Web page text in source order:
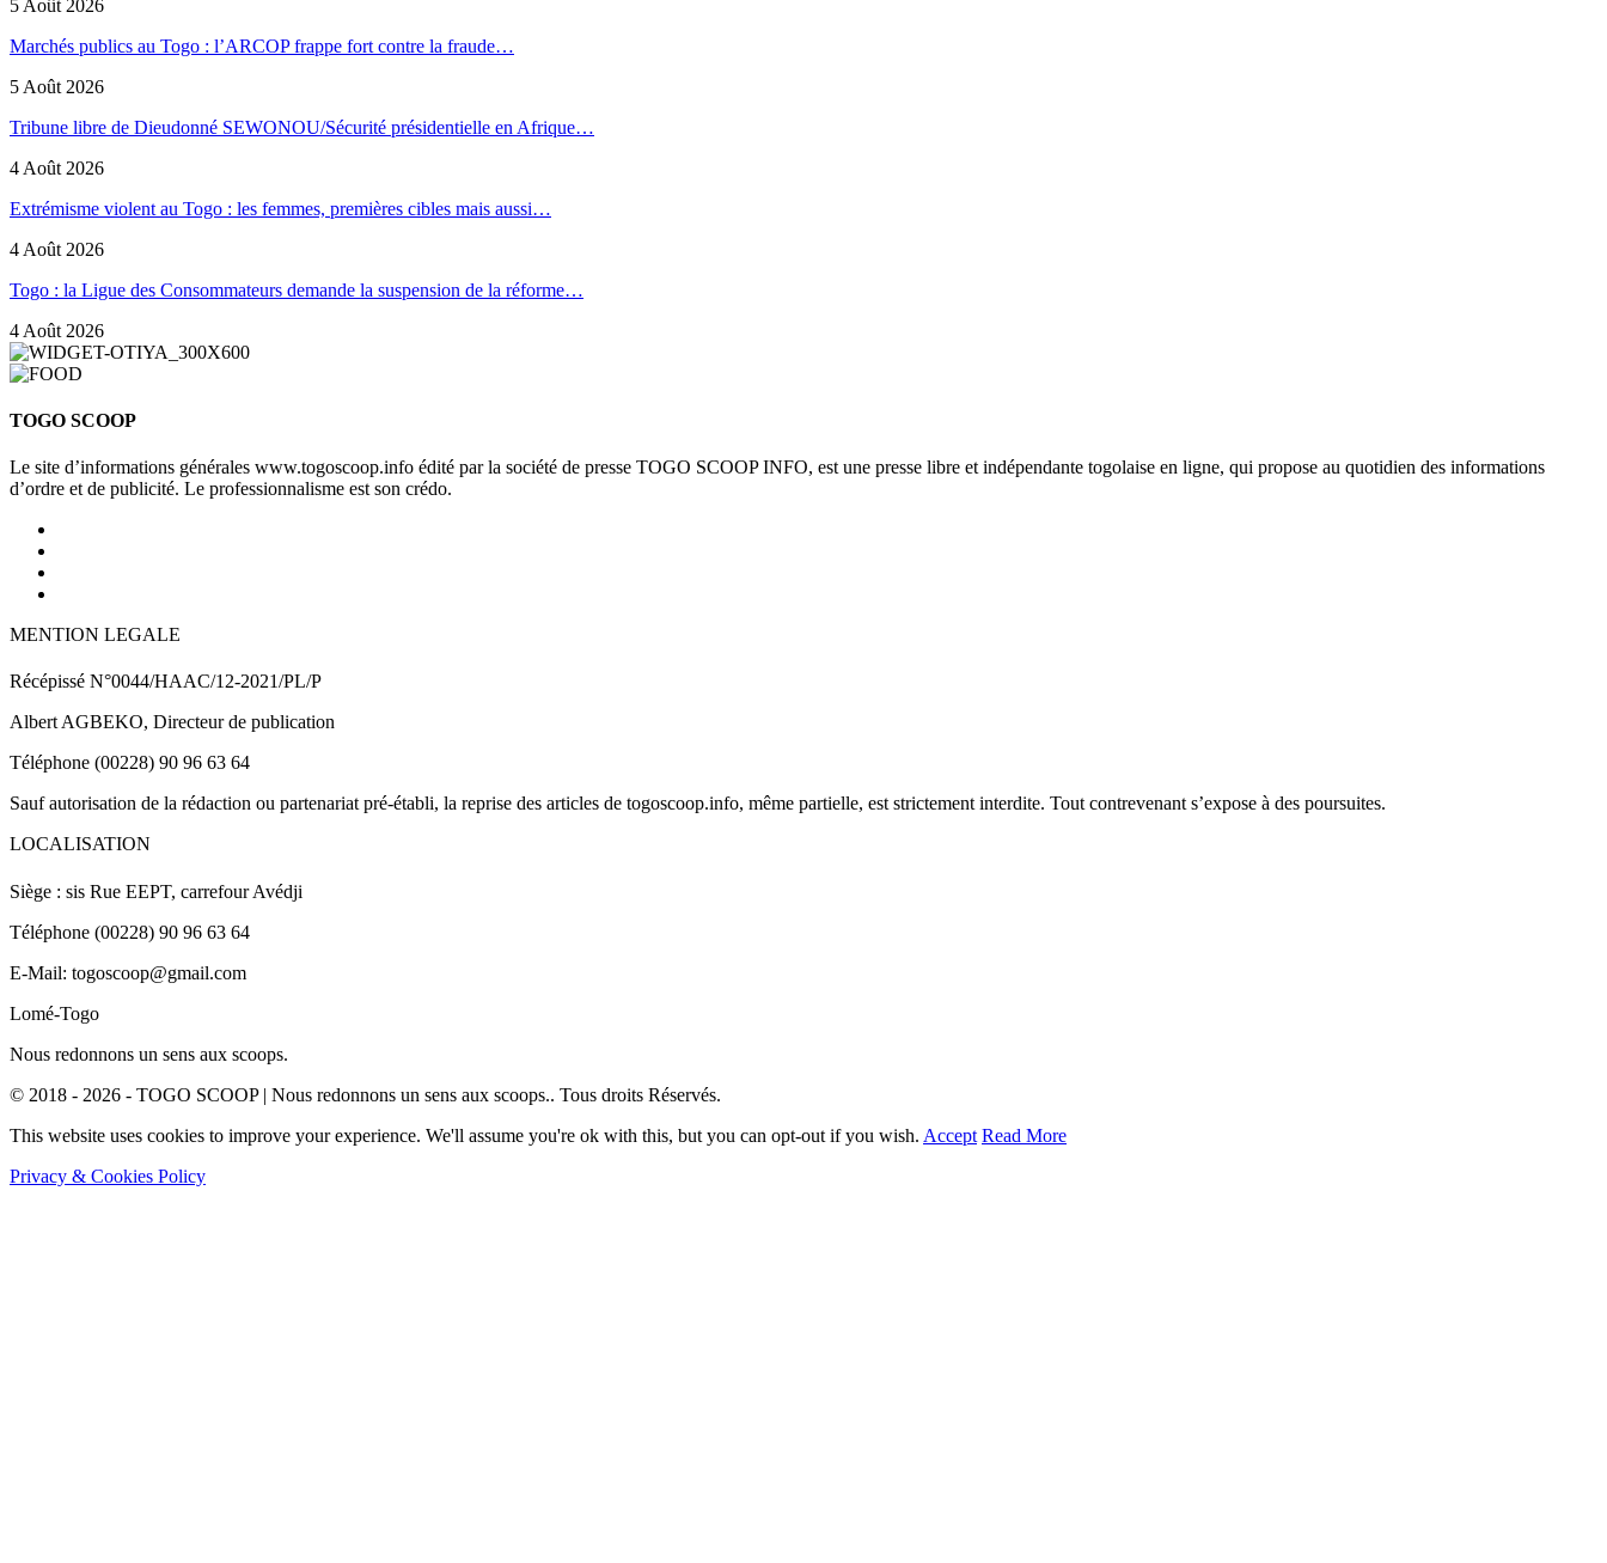
5 Août 2026
Marchés publics au Togo : l’ARCOP frappe fort contre la fraude…
5 Août 2026
Tribune libre de Dieudonné SEWONOU/Sécurité présidentielle en Afrique…
4 Août 2026
Extrémisme violent au Togo : les femmes, premières cibles mais aussi…
4 Août 2026
Togo : la Ligue des Consommateurs demande la suspension de la réforme…
4 Août 2026
TOGO SCOOP
Le site d’informations générales www.togoscoop.info édité par la société de presse TOGO SCOOP INFO, est une presse libre et indépendante togolaise en ligne, qui propose au quotidien des informations
d’ordre et de publicité. Le professionnalisme est son crédo.
MENTION LEGALE
Récépissé N°0044/HAAC/12-2021/PL/P
Albert AGBEKO, Directeur de publication
Téléphone (00228) 90 96 63 64
Sauf autorisation de la rédaction ou partenariat pré-établi, la reprise des articles de togoscoop.info, même partielle, est strictement interdite. Tout contrevenant s’expose à des poursuites.
LOCALISATION
Siège : sis Rue EEPT, carrefour Avédji
Téléphone (00228) 90 96 63 64
E-Mail: togoscoop@gmail.com
Lomé-Togo
Nous redonnons un sens aux scoops.
© 2018 - 2026 - TOGO SCOOP | Nous redonnons un sens aux scoops.. Tous droits Réservés.
This website uses cookies to improve your experience. We'll assume you're ok with this, but you can opt-out if you wish. Accept Read More
Privacy & Cookies Policy